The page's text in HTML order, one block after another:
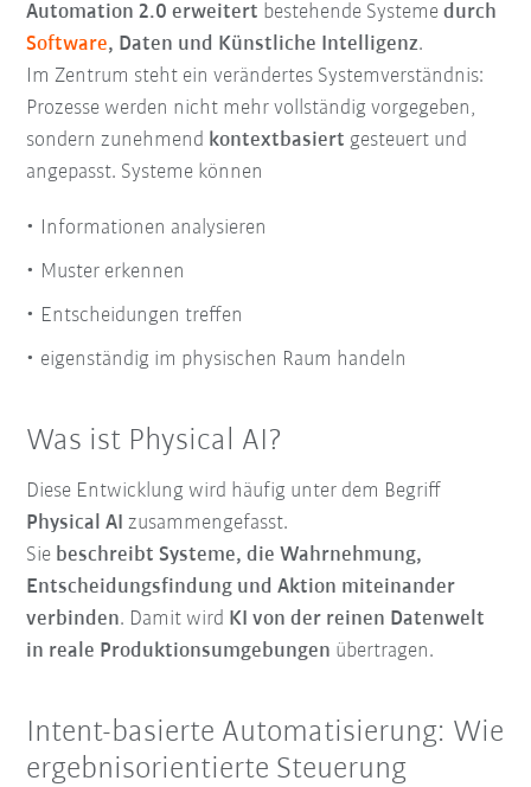
Automation 2.0 erweitert bestehende Systemedurch
Software, Daten und Künstliche Intelligenz.
Im Zentrum steht ein verändertes Systemverständnis:
Prozesse werden nicht mehr vollständig vorgegeben,
sondern zunehmend kontextbasiertgesteuert und
angepasst. Systeme können
Informationen analysieren
Muster erkennen
Entscheidungen treffen
eigenständig im physischen Raum handeln
Was ist Physical AI?
Diese Entwicklung wird häufig unter dem Begriff
Physical AI zusammengefasst.
Sie beschreibt Systeme, die Wahrnehmung,
Entscheidungsfindung und Aktion miteinander
verbinden. Damit wird KI von der reinen Datenwelt
in reale Produktionsumgebungen übertragen.
Intent-basierte Automatisierung: Wie
ergebnisorientierte Steuerung